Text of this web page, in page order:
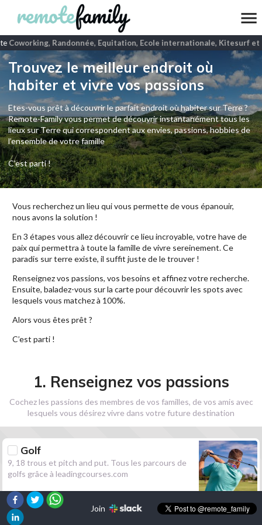
Coworking, Randonnée, Equitation, Ecole internationale, Kitesurf et
Trouvez le meilleur endroit où
habiter et vivre vos passions
Etes-vous prêt à découvrir le parfait endroit où habiter sur Terre ?
Remote-Family vous permet de découvrir instantanément tous les
lieux sur Terre qui correspondent aux envies, passions, hobbies de
l’ensemble de votre famille
C'est parti !
Vous recherchez un lieu qui vous permette de vous épanouir,
nous avons la solution !
En 3 étapes vous allez découvrir ce lieu incroyable, votre have de
paix qui permettra à toute la famille de vivre sereinement. Ce
paradis sur terre existe, il suffit juste de le trouver !
Renseignez vos passions, vos besoins et affinez votre recherche.
Ensuite, baladez-vous sur la carte pour découvrir les spots avec
lesquels vous matchez à 100%.
Alors vous êtes prêt ?
C’est parti !
1. Renseignez vos passions
Cochez les passions des membres de vos familles, de vos amis avec
lesquels vous désirez vivre dans votre future destination
Golf
9, 18 trous et pitch and put. Tous les parcours de
golfs grâce à leadingcourses.com
Randonnée
Join